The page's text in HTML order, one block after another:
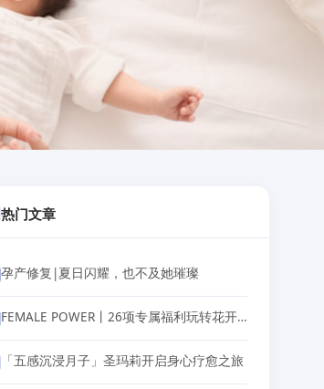
热门文章
孕产修复|夏日闪耀，也不及她璀璨
FEMALE POWER丨26项专属福利玩转花开肆月
「五感沉浸月子」圣玛莉开启身心疗愈之旅